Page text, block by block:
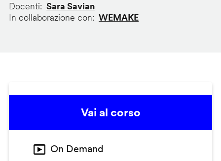
Docenti
Sara Savian
In collaborazione con
WEMAKE
Vai al corso
On Demand